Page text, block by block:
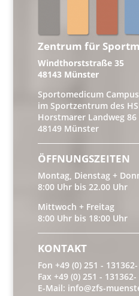
Zentrum für
Windthorststraße 35
48143 Münster
Sportomedicum Campus
im Sportzentrum des
Horstmarer Landweg 86
48149 Münster
ÖFFNUNGSZEITEN
Montag, Dienstag +
8:00 Uhr bis 22.00 Uhr
Mittwoch + Freitag
8:00 Uhr bis 18:00 Uhr
KONTAKT
Fon +49 (0) 251 -
Fax +49 (0) 251 - 131362-
E-Mail: info@zfs-